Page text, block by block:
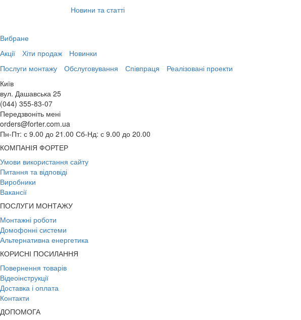
Новини та статті
Вибране
Акції
Хіти продаж
Новинки
Послуги монтажу
Обслуговування Співпраця
Реалізовані проекти
Київ
вул. Дашавська 25
(044) 355-83-07
Передзвоніть мені
orders@forter.com.ua
Пн-Пт: с 9.00 до 21.00 Сб-Нд: с 9.00 до 20.00
КОМПАНІЯ ФОРТЕР
Умови використання сайту
Питання та відповіді
Виробники
Вакансії
ПОСЛУГИ МОНТАЖУ
Монтажні роботи
Домофонні системи
Альтернативна енергетика
КОРИСНІ ПОСИЛАННЯ
Повернення товарів
Відеоінструкції
Доставка і оплата
Контакти
ДОПОМОГА